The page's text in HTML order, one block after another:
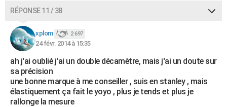
RÉPONSE 11 / 38
xplom 2 697
24 févr. 2014 à 15:35
ah j'ai oublié j'ai un double décamètre, mais j'ai un doute sur
sa précision
une bonne marque à me conseiller , suis en stanley , mais
élastiquement ça fait le yoyo , plus je tends et plus je
rallonge la mesure